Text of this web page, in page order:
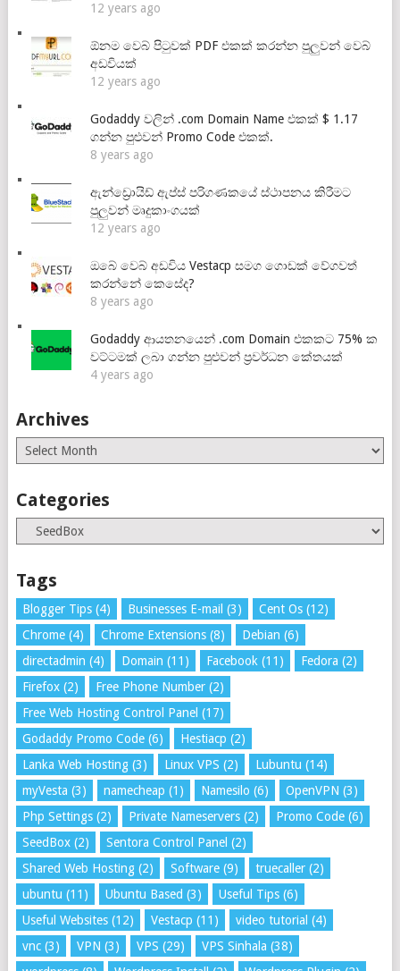
12 years ago
ඕනම වෙබ් පිටුවක් PDF එකක් කරන්න පුලුවන් වෙබ්
අඩවියක්
12 years ago
Godaddy වලින් .com Domain Name එකක් $ 1.17
ගන්න පුළුවන් Promo Code එකක්.
8 years ago
ඇන්ඩ්‍රොයිඩ් ඇප්ස් පරිගණකයේ ස්ථාපනය කිරීමට
පුලුවන් මෘදුකාංගයක්
12 years ago
ඔබේ වෙබ් අඩවිය Vestacp සමග ගොඩක් වේගවත්
කරන්නේ කෙසේද?
8 years ago
Godaddy ආයතනයෙන් .com Domain එකකට 75% ක
වට්ටමක් ලබා ගන්න පුළුවන් ප්‍රවර්ධන කේතයක්
4 years ago
Archives
Archives
Categories
Categories
Tags
Blogger Tips(4) Businesses E-mail (3) Cent Os(12)
Chrome(4) Chrome Extensions(8) Debian (6)
directadmin (4) Domain (11) Facebook (11) Fedora (2)
Firefox(2) Free Phone Number(2)
Free Web Hosting Control Panel (17)
Godaddy Promo Code(6) Hestiacp (2)
Lanka Web Hosting(3) Linux VPS (2) Lubuntu (14)
myVesta (3) namecheap (1) Namesilo (6) OpenVPN (3)
Php Settings(2) Private Nameservers(2) Promo Code(6)
SeedBox(2) Sentora Control Panel (2)
Shared Web Hosting(2) Software(9) truecaller(2)
ubuntu (11) Ubuntu Based (3) Useful Tips(6)
Useful Websites(12) Vestacp (11) video tutorial (4)
vnc(3) VPN (3) VPS (29) VPS Sinhala (38)